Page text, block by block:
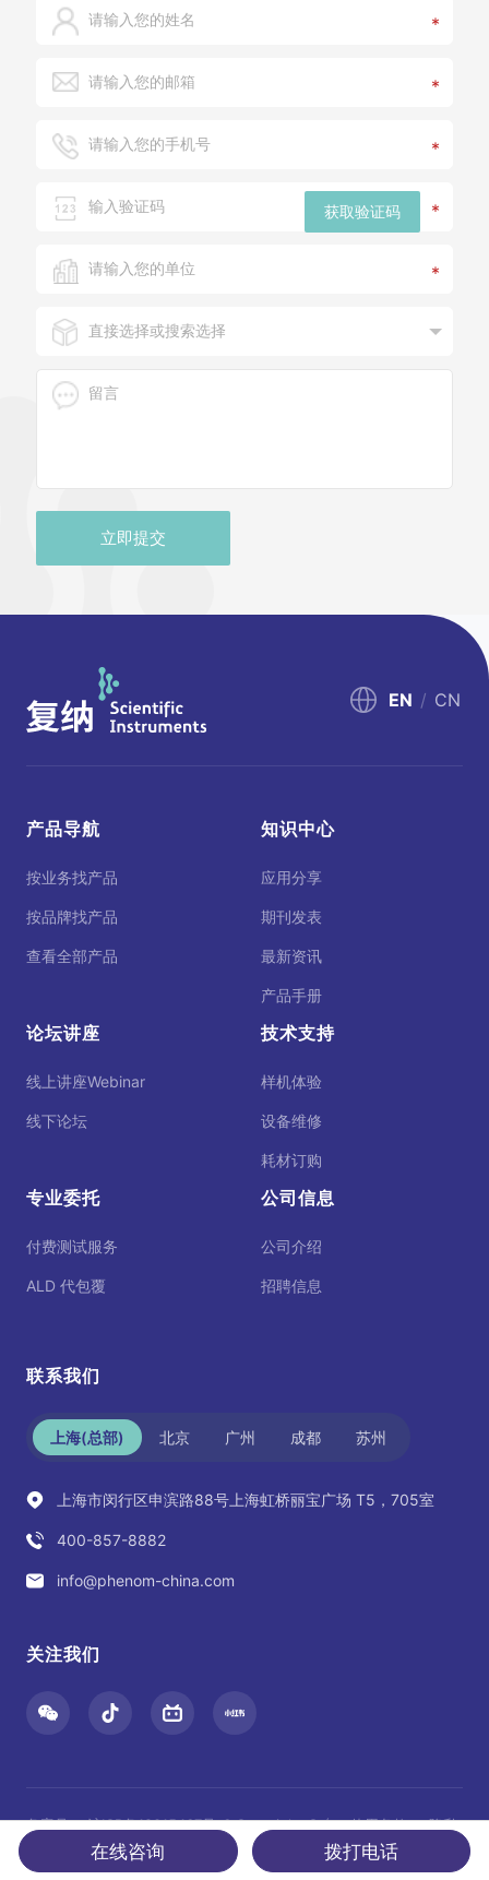
*
*
*
*
获取验证码
*
立即提交
EN / CN
产品导航
按业务找产品
按品牌找产品
查看全部产品
知识中心
应用分享
期刊发表
最新资讯
产品手册
论坛讲座
线上讲座Webinar
线下论坛
技术支持
样机体验
设备维修
耗材订购
专业委托
付费测试服务
ALD 代包覆
公司信息
公司介绍
招聘信息
联系我们
上海(总部) 北京 广州 成都 苏州
上海市闵行区申滨路88号上海虹桥丽宝广场 T5，705室
400-857-8882
info@phenom-china.com
关注我们
备案号：沪ICP备12015467号-6Copyright © (
2023) 复纳科学仪器（上海）有限公司 使用条款
使用条款
隐私
声明
在线咨询 拨打电话